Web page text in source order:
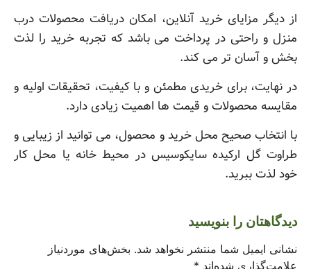
از دیگر مزایای خرید آنلاین، امکان دریافت محصولات درب
منزل و راحتی در پرداخت می باشد که تجربه خرید را لذت
بخش و آسان تر می کند.
در نهایت، برای خریدی مطمئن و با کیفیت، تحقیقات اولیه و
مقایسه محصولات و قیمت ها اهمیت زیادی دارد.
با انتخاب صحیح محل خرید و محصول، می توانید از زیبایی و
طراوت گل ارکیده سایکوسیس در محیط خانه یا محل کار
خود لذت ببرید.
دیدگاهتان را بنویسید
نشانی ایمیل شما منتشر نخواهد شد. بخش‌های موردنیاز
علامت‌گذاری شده‌اند *